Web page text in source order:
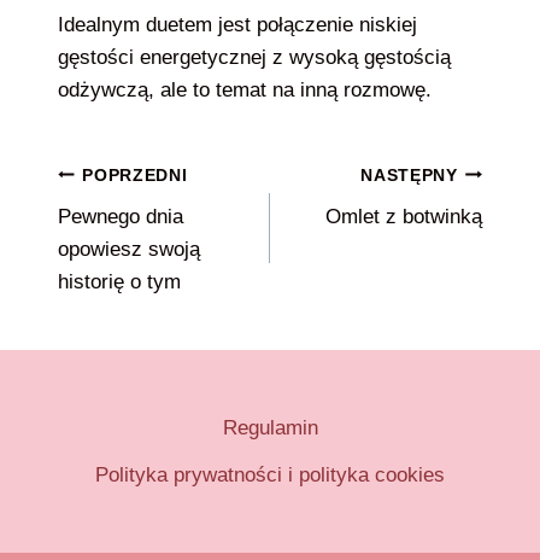
Idealnym duetem jest połączenie niskiej
gęstości energetycznej z wysoką gęstością
odżywczą, ale to temat na inną rozmowę.
Nawigacja
wpisu
POPRZEDNI
Pewnego dnia
opowiesz swoją
historię o tym
NASTĘPNY
Omlet z botwinką
Regulamin
Polityka prywatności i polityka cookies